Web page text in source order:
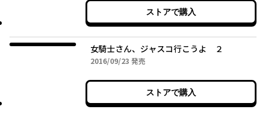
ストアで購入
女騎士さん、ジャスコ行こうよ ２
2016/09/23 2016年09月23日
発売
ストアで購入